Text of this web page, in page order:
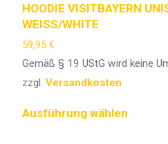
HOODIE VISITBAYERN
WEISS/WHITE
59,95 €
Gemäß § 19 UStG wird keine
zzgl. Versandkosten
Ausführung wählen